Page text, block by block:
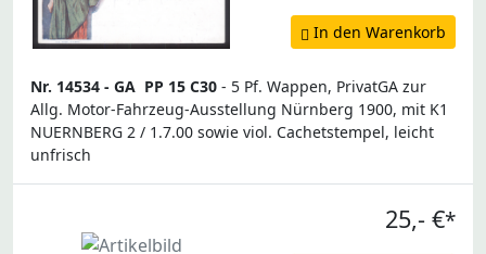
In den Warenkorb
Nr. 14534 - GA PP 15 C30 - 5 Pf. Wappen, PrivatGA zur
Allg. Motor-Fahrzeug-Ausstellung Nürnberg 1900, mit K1
NUERNBERG 2 / 1.7.00 sowie viol. Cachetstempel, leicht
unfrisch
25,- €*